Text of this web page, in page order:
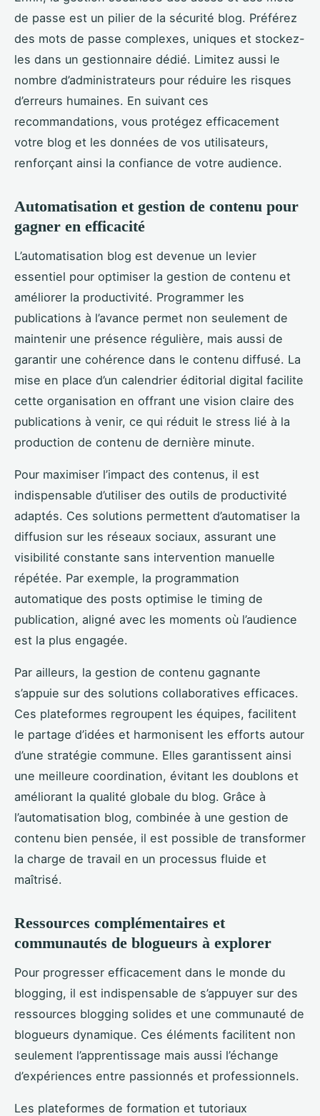
de passe est un pilier de la sécurité blog. Préférez
des mots de passe complexes, uniques et stockez-
les dans un gestionnaire dédié. Limitez aussi le
nombre d’administrateurs pour réduire les risques
d’erreurs humaines. En suivant ces
recommandations, vous protégez efficacement
votre blog et les données de vos utilisateurs,
renforçant ainsi la confiance de votre audience.
Automatisation et gestion de contenu pour
gagner en efficacité
L’automatisation blog est devenue un levier
essentiel pour optimiser la gestion de contenu et
améliorer la productivité. Programmer les
publications à l’avance permet non seulement de
maintenir une présence régulière, mais aussi de
garantir une cohérence dans le contenu diffusé. La
mise en place d’un calendrier éditorial digital facilite
cette organisation en offrant une vision claire des
publications à venir, ce qui réduit le stress lié à la
production de contenu de dernière minute.
Pour maximiser l’impact des contenus, il est
indispensable d’utiliser des outils de productivité
adaptés. Ces solutions permettent d’automatiser la
diffusion sur les réseaux sociaux, assurant une
visibilité constante sans intervention manuelle
répétée. Par exemple, la programmation
automatique des posts optimise le timing de
publication, aligné avec les moments où l’audience
est la plus engagée.
Par ailleurs, la gestion de contenu gagnante
s’appuie sur des solutions collaboratives efficaces.
Ces plateformes regroupent les équipes, facilitent
le partage d’idées et harmonisent les efforts autour
d’une stratégie commune. Elles garantissent ainsi
une meilleure coordination, évitant les doublons et
améliorant la qualité globale du blog. Grâce à
l’automatisation blog, combinée à une gestion de
contenu bien pensée, il est possible de transformer
la charge de travail en un processus fluide et
maîtrisé.
Ressources complémentaires et
communautés de blogueurs à explorer
Pour progresser efficacement dans le monde du
blogging, il est indispensable de s’appuyer sur des
ressources blogging solides et une communauté de
blogueurs dynamique. Ces éléments facilitent non
seulement l’apprentissage mais aussi l’échange
d’expériences entre passionnés et professionnels.
Les plateformes de formation et tutoriaux